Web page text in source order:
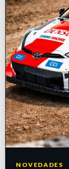
NOVEDADES